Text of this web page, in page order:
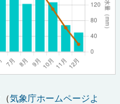
（気象庁ホームページよ